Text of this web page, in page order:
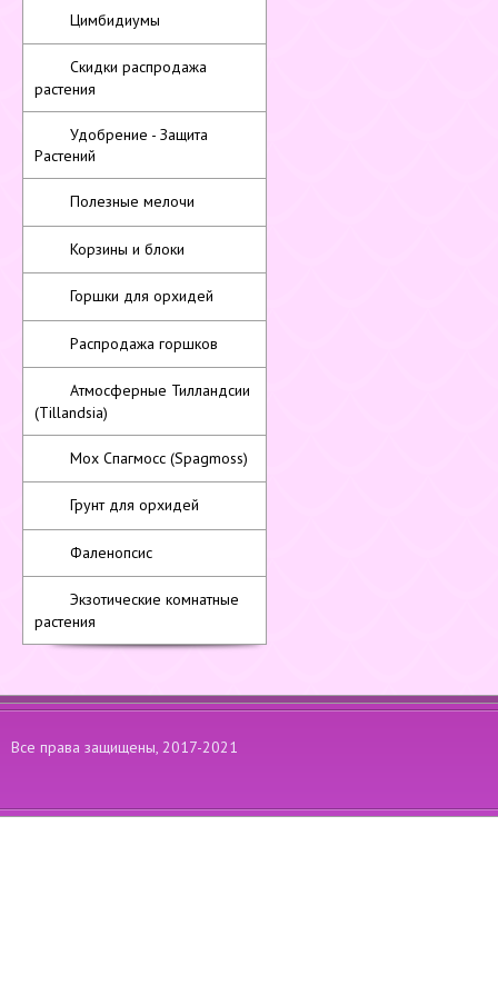
Цимбидиумы
Скидки распродажа
растения
Удобрение - Защита
Растений
Полезные мелочи
Корзины и блоки
Горшки для орхидей
Распродажа горшков
Атмосферные Тилландсии
(Tillandsia)
Мох Спагмосс (Spagmoss)
Грунт для орхидей
Фаленопсис
Экзотические комнатные
растения
Все права защищены, 2017-2021